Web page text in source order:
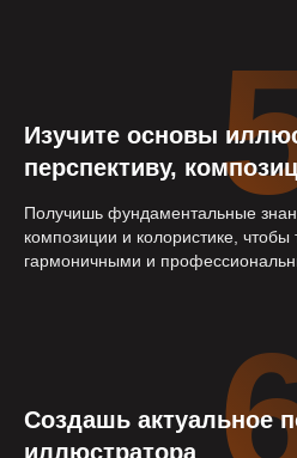
Изучите основы
перспективу,
Получишь фундаментальные
композиции и колористике,
гармоничными и
Создашь актуальное
иллюстратора